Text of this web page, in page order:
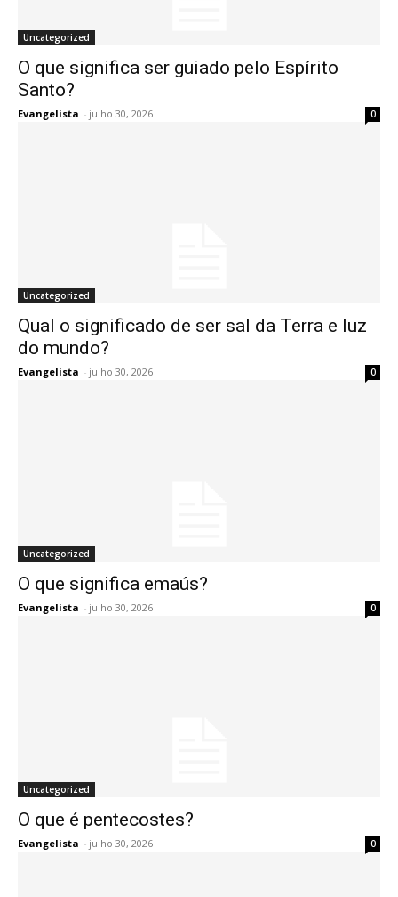
Uncategorized
O que significa ser guiado pelo Espírito
Santo?
Evangelista - julho 30, 2026 0
Uncategorized
Qual o significado de ser sal da Terra e luz
do mundo?
Evangelista - julho 30, 2026 0
Uncategorized
O que significa emaús?
Evangelista - julho 30, 2026 0
Uncategorized
O que é pentecostes?
Evangelista - julho 30, 2026 0